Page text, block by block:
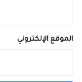
الموقع الإلكتروني